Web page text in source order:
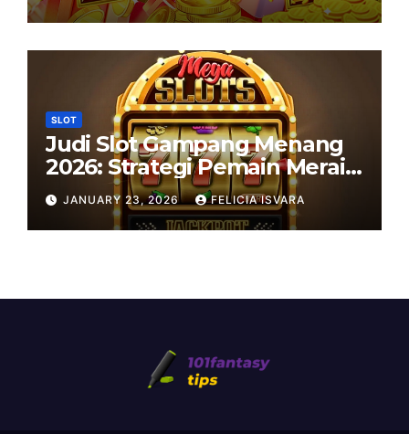
SLOT
Judi Slot Gampang Menang
2026: Strategi Pemain Meraih
Cuan
JANUARY 23, 2026 FELICIA ISVARA